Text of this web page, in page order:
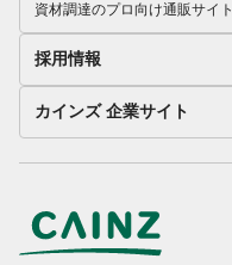
資材調達のプロ向け通販サイト
採用情報
カインズ 企業サイト